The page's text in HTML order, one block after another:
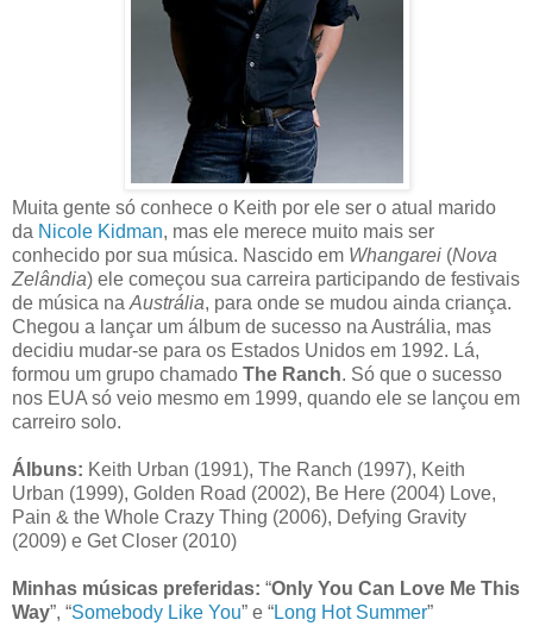
Muita gente só conhece o Keith por ele ser o atual marido
da Nicole Kidman, mas ele merece muito mais ser
conhecido por sua música. Nascido em Whangarei (Nova
Zelândia) ele começou sua carreira participando de festivais
de música na Austrália, para onde se mudou ainda criança.
Chegou a lançar um álbum de sucesso na Austrália, mas
decidiu mudar-se para os Estados Unidos em 1992. Lá,
formou um grupo chamado The Ranch. Só que o sucesso
nos EUA só veio mesmo em 1999, quando ele se lançou em
carreiro solo.
Álbuns: Keith Urban (1991), The Ranch (1997), Keith
Urban (1999), Golden Road (2002), Be Here (2004) Love,
Pain & the Whole Crazy Thing (2006), Defying Gravity
(2009) e Get Closer (2010)
Minhas músicas preferidas: “Only You Can Love Me This
Way”, “Somebody Like You” e “Long Hot Summer”